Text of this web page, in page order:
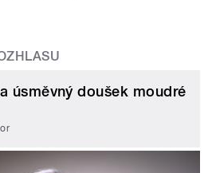
úsměvný doušek moudré